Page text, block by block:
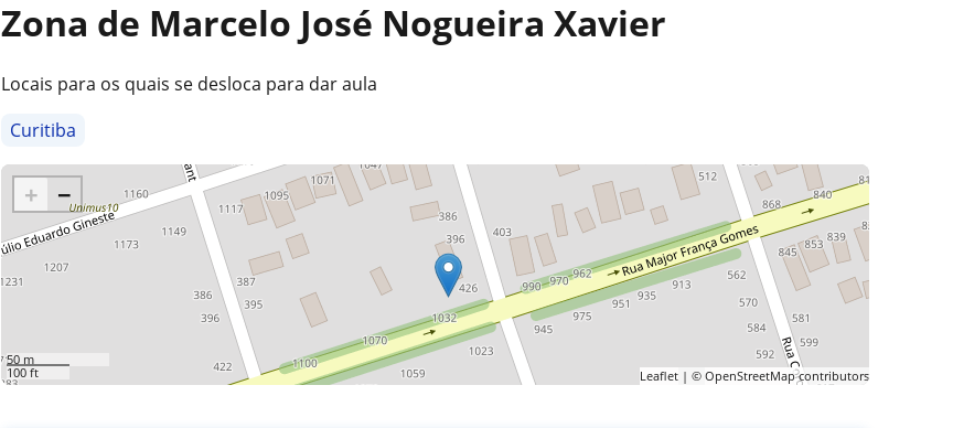
Zona de Marcelo José Nogueira Xavier
Locais para os quais se desloca para dar aula
Curitiba
+ −
50 m
100 ft
Leaflet| © OpenStreetMapcontributors